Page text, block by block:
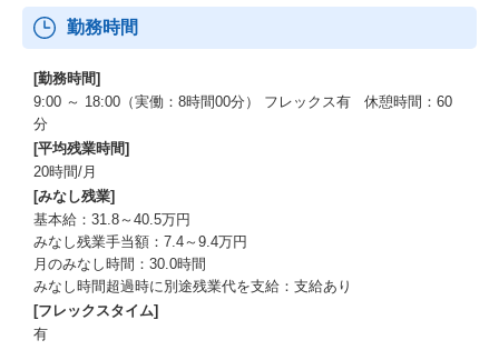
発し、テクノロジーの力で社会課題の解決に挑むITベンチャー企
業であるトビラシステムズ。
も採用され、年間1,800万件の迷惑電話をブロック、15.6億件のメ
ッセージの危険を検知し、「詐欺電話や迷惑電話、フィッシング
メールから社会を守る」という、社会貢献性の高い事業を展開し
ています。
▼東証上場の安定性と高い成長性を両立〜
2004年の創業以来、2019年に株式上場を果たし、売上高・利益と
もに過去最高を更新するなど着実に成長を続けています。
その一方で創業当時のチャレンジ精神を失わず、ベンチャー気質
が溢れる社風の中、社員全員が高い成長意欲を持って活躍でき
る、自由度の高い環境があります。"
勤務時間
[勤務時間]
9:00 ～ 18:00（実働：8時間00分） フレックス有 休憩時間：60
分
[平均残業時間]
20時間/月
[みなし残業]
基本給：31.8～40.5万円
みなし残業手当額：7.4～9.4万円
月のみなし時間：30.0時間
みなし時間超過時に別途残業代を支給：支給あり
[フレックスタイム]
有